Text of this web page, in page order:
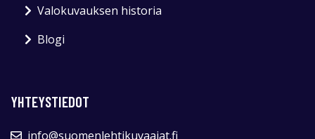
Valokuvauksen historia
Blogi
YHTEYSTIEDOT
info@suomenlehtikuvaajat.fi